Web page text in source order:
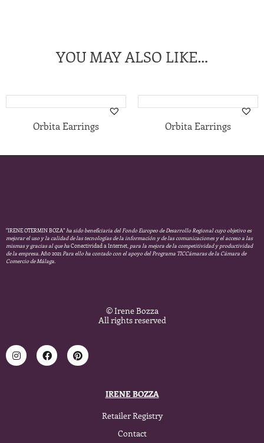
YOU MAY ALSO LIKE…
Orbita Earrings Orbita Earrings
“IRENE OTERMIN BOZA” ha sido beneficiaria del Fondo Europeo de Desarrollo Regional cuyo objetivo es
mejorar el uso y la calidad de las tecnologías de la información y de las comunicaciones y el acceso a las
mismas y gracias al que haConectividad a Internet, para la mejora de la competitividad y productividad
de la empresa. Año 2021 Para ello ha contado con el apoyo del Programa TICCámaras de la Cámara de
Comercio de Málaga.
© Irene Bozza
All rights reserved
IRENE BOZZA
Retailer Registry
Contact